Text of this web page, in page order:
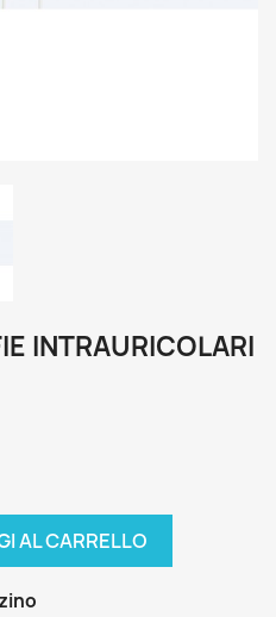
INTRAURICOLARI
AL CARRELLO